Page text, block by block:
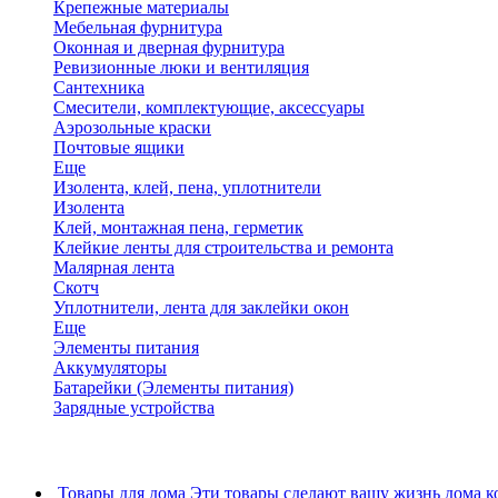
Крепежные материалы
Мебельная фурнитура
Оконная и дверная фурнитура
Ревизионные люки и вентиляция
Сантехника
Смесители, комплектующие, аксессуары
Аэрозольные краски
Почтовые ящики
Еще
Изолента, клей, пена, уплотнители
Изолента
Клей, монтажная пена, герметик
Клейкие ленты для строительства и ремонта
Малярная лента
Скотч
Уплотнители, лента для заклейки окон
Еще
Элементы питания
Аккумуляторы
Батарейки (Элементы питания)
Зарядные устройства
Товары для дома Эти товары сделают вашу жизнь дома